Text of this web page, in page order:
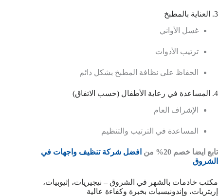
3. العناية بالمطبخ
غسل الأواني
ترتيب الأدوات
الحفاظ على نظافة المطبخ بشكل دائم
4. المساعدة في رعاية الأطفال (حسب الاتفاق)
الإشراف العام
المساعدة في الترتيب والتنظيم
تابع ايضا خصم 20% من
افضل شركة تنظيف واجهات في
الشروق
مكتب خادمات بالشهر في الشروق – نيجيريات، إثيوبيات،
إريتريات، وإندونيسيات بخبرة وكفاءة عالية